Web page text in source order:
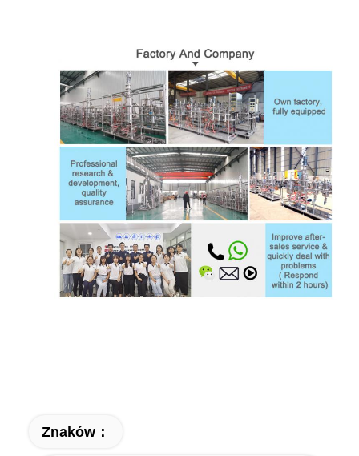
Znaków：